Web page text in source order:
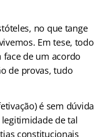
no que tange
Em tese, todo
de um acordo
de provas, tudo
é sem dúvida
de tal
constitucionais